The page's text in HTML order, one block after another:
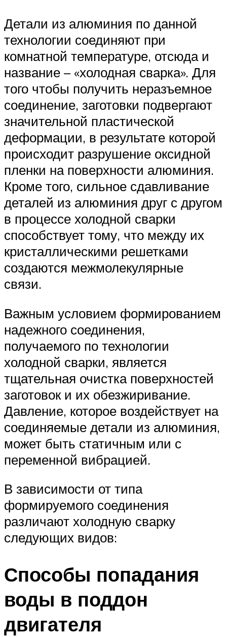
Детали из алюминия по данной
технологии соединяют при
комнатной температуре, отсюда и
название – «холодная сварка». Для
того чтобы получить неразъемное
соединение, заготовки подвергают
значительной пластической
деформации, в результате которой
происходит разрушение оксидной
пленки на поверхности алюминия.
Кроме того, сильное сдавливание
деталей из алюминия друг с другом
в процессе холодной сварки
способствует тому, что между их
кристаллическими решетками
создаются межмолекулярные
связи.
Важным условием формированием
надежного соединения,
получаемого по технологии
холодной сварки, является
тщательная очистка поверхностей
заготовок и их обезжиривание.
Давление, которое воздействует на
соединяемые детали из алюминия,
может быть статичным или с
переменной вибрацией.
В зависимости от типа
формируемого соединения
различают холодную сварку
следующих видов:
Способы попадания
воды в поддон
двигателя